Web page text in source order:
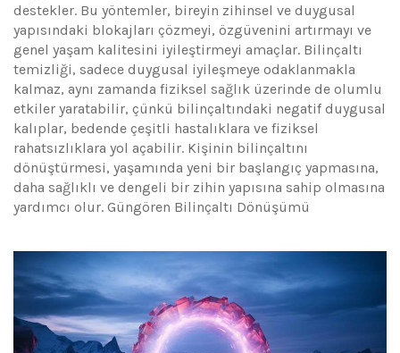
destekler. Bu yöntemler, bireyin zihinsel ve duygusal
yapısındaki blokajları çözmeyi, özgüvenini artırmayı ve
genel yaşam kalitesini iyileştirmeyi amaçlar. Bilinçaltı
temizliği, sadece duygusal iyileşmeye odaklanmakla
kalmaz, aynı zamanda fiziksel sağlık üzerinde de olumlu
etkiler yaratabilir, çünkü bilinçaltındaki negatif duygusal
kalıplar, bedende çeşitli hastalıklara ve fiziksel
rahatsızlıklara yol açabilir. Kişinin bilinçaltını
dönüştürmesi, yaşamında yeni bir başlangıç yapmasına,
daha sağlıklı ve dengeli bir zihin yapısına sahip olmasına
yardımcı olur. Güngören Bilinçaltı Dönüşümü